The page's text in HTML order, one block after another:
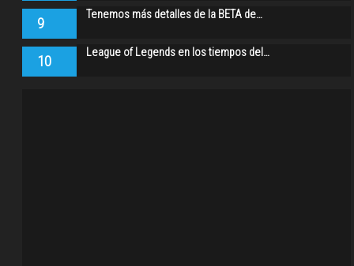
9 Tenemos más detalles de la BETA de…
10 League of Legends en los tiempos del…